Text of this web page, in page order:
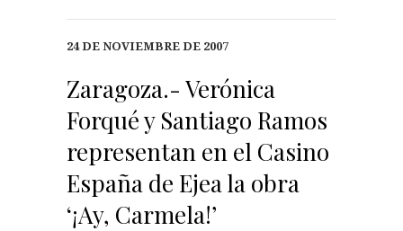
24 DE NOVIEMBRE DE 2007
Zaragoza.- Verónica
Forqué y Santiago Ramos
representan en el Casino
España de Ejea la obra
‘¡Ay, Carmela!’